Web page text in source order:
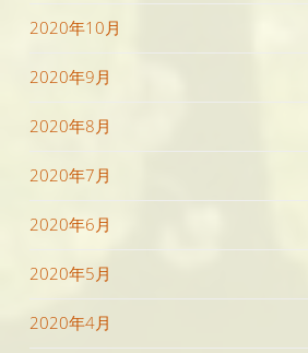
2020年10月
2020年9月
2020年8月
2020年7月
2020年6月
2020年5月
2020年4月